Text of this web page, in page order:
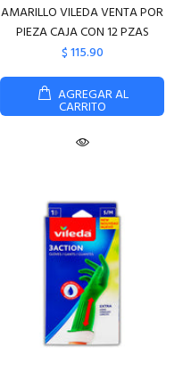
AMARILLO VILEDA VENTA POR
PIEZA CAJA CON 12 PZAS
$ 115.90
AGREGAR AL
CARRITO